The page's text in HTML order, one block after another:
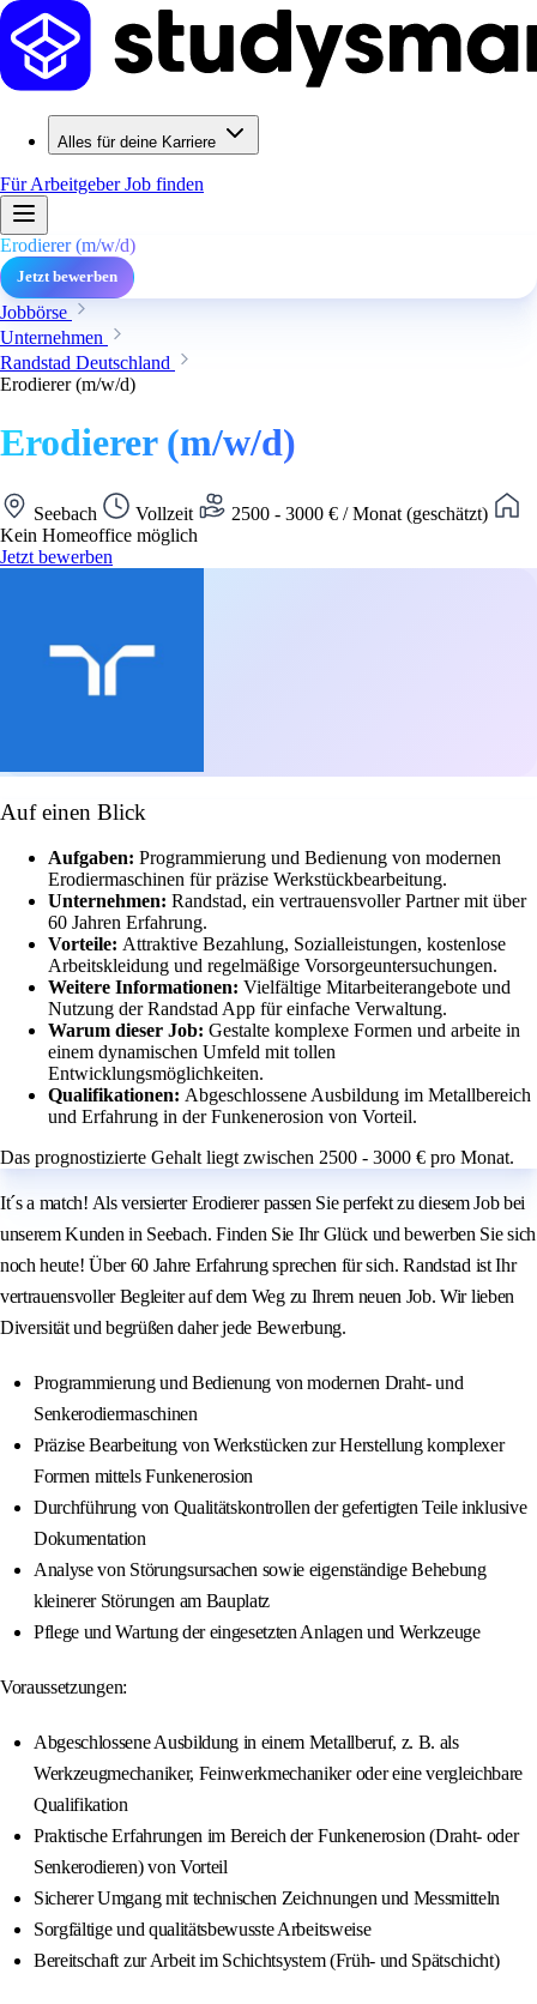
Alles für deine Karriere
Für ArbeitgeberJob finden
Erodierer (m/w/d)
Jetzt bewerben
Jobbörse
Unternehmen
Randstad Deutschland
Erodierer (m/w/d)
Erodierer (m/w/d)
Seebach Vollzeit
2500 - 3000 € / Monat (geschätzt)
Kein Homeoffice möglich
Jetzt bewerben
Auf einen Blick
Aufgaben: Programmierung und Bedienung von modernen
Erodiermaschinen für präzise Werkstückbearbeitung.
Unternehmen: Randstad, ein vertrauensvoller Partner mit über
60 Jahren Erfahrung.
Vorteile: Attraktive Bezahlung, Sozialleistungen, kostenlose
Arbeitskleidung und regelmäßige Vorsorgeuntersuchungen.
Weitere Informationen: Vielfältige Mitarbeiterangebote und
Nutzung der Randstad App für einfache Verwaltung.
Warum dieser Job: Gestalte komplexe Formen und arbeite in
einem dynamischen Umfeld mit tollen
Entwicklungsmöglichkeiten.
Qualifikationen: Abgeschlossene Ausbildung im Metallbereich
und Erfahrung in der Funkenerosion von Vorteil.
Das prognostizierte Gehalt liegt zwischen 2500 - 3000 € pro Monat.
It´s a match! Als versierter Erodierer passen Sie perfekt zu diesem Job bei
unserem Kunden in Seebach. Finden Sie Ihr Glück und bewerben Sie sich
noch heute! Über 60 Jahre Erfahrung sprechen für sich. Randstad ist Ihr
vertrauensvoller Begleiter auf dem Weg zu Ihrem neuen Job. Wir lieben
Diversität und begrüßen daher jede Bewerbung.
Programmierung und Bedienung von modernen Draht- und
Senkerodiermaschinen
Präzise Bearbeitung von Werkstücken zur Herstellung komplexer
Formen mittels Funkenerosion
Durchführung von Qualitätskontrollen der gefertigten Teile inklusive
Dokumentation
Analyse von Störungsursachen sowie eigenständige Behebung
kleinerer Störungen am Bauplatz
Pflege und Wartung der eingesetzten Anlagen und Werkzeuge
Voraussetzungen:
Abgeschlossene Ausbildung in einem Metallberuf, z. B. als
Werkzeugmechaniker, Feinwerkmechaniker oder eine vergleichbare
Qualifikation
Praktische Erfahrungen im Bereich der Funkenerosion (Draht- oder
Senkerodieren) von Vorteil
Sicherer Umgang mit technischen Zeichnungen und Messmitteln
Sorgfältige und qualitätsbewusste Arbeitsweise
Bereitschaft zur Arbeit im Schichtsystem (Früh- und Spätschicht)